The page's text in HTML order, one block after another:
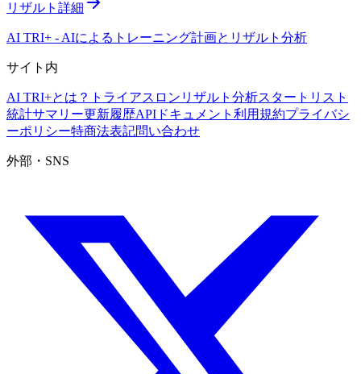
リザルト詳細
AI TRI+ - AIによるトレーニング計画とリザルト分析
サイト内
AI TRI+とは？ トライアスロンリザルト分析スタートリスト
統計サマリー更新履歴APIドキュメント 利用規約プライバシ
ーポリシー特商法表記問い合わせ
外部・SNS